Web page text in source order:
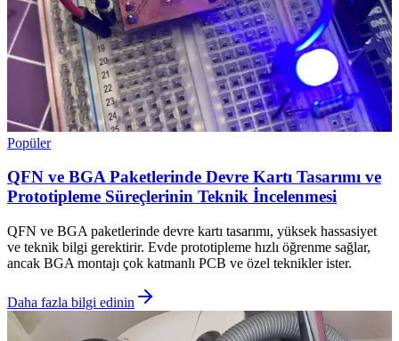
Popüler
QFN ve BGA Paketlerinde Devre Kartı Tasarımı ve
Prototipleme Süreçlerinin Teknik İncelenmesi
QFN ve BGA paketlerinde devre kartı tasarımı, yüksek hassasiyet
ve teknik bilgi gerektirir. Evde prototipleme hızlı öğrenme sağlar,
ancak BGA montajı çok katmanlı PCB ve özel teknikler ister.
Daha fazla bilgi edinin